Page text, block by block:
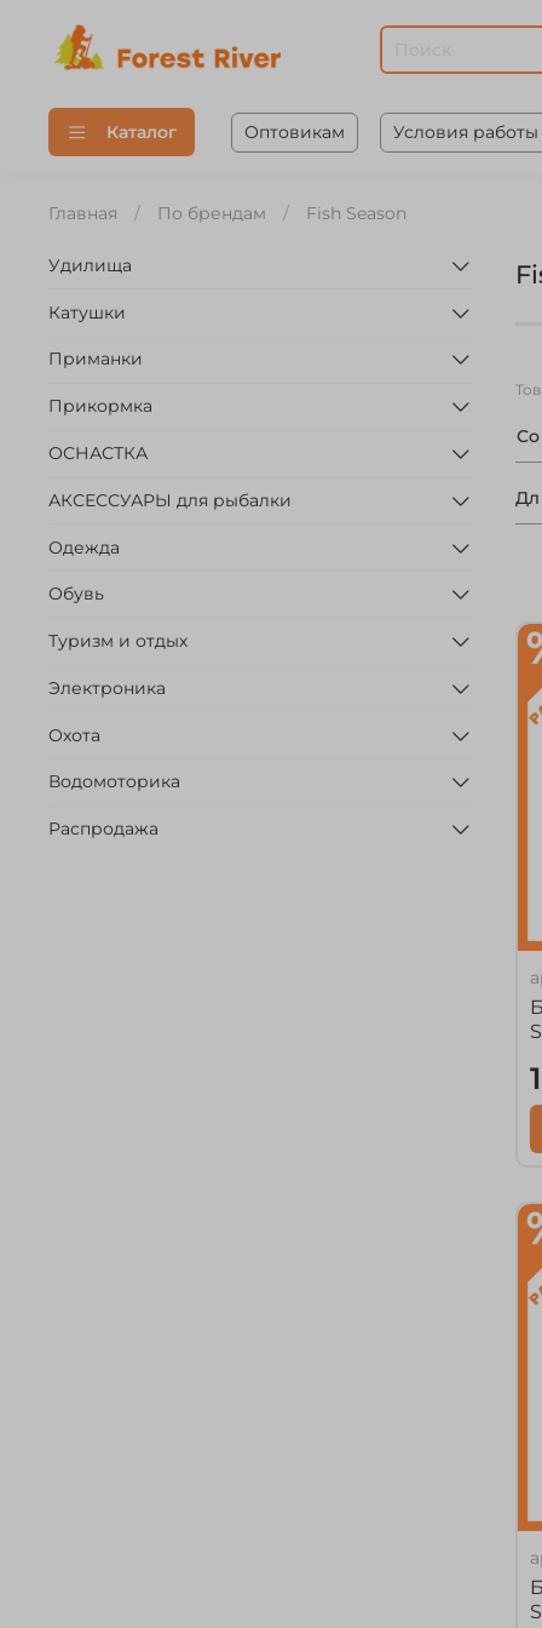
Каталог Оптовикам Условия работы
Главная По брендам Fish Season
Удилища
Катушки
Приманки
Прикормка
ОСНАСТКА
АКСЕССУАРЫ для рыбалки
Одежда
Обувь
Туризм и отдых
Электроника
Охота
Водомоторика
Распродажа